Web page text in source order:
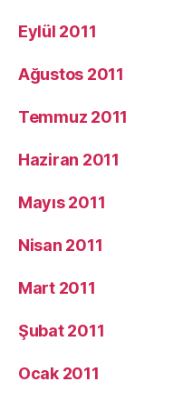
Eylül 2011
Ağustos 2011
Temmuz 2011
Haziran 2011
Mayıs 2011
Nisan 2011
Mart 2011
Şubat 2011
Ocak 2011